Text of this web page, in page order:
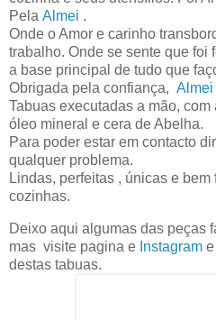
Pela Almei .
Onde o Amor e carinho
trabalho. Onde se sente que foi
a base principal de tudo que
Obrigada pela confiança, Almei
Tabuas executadas a mão,
óleo mineral e cera de Abelha.
Para poder estar em contacto
qualquer problema.
Lindas, perfeitas , únicas e
cozinhas.
Deixo aqui algumas das peças
mas visite pagina e Instagram
destas tabuas.